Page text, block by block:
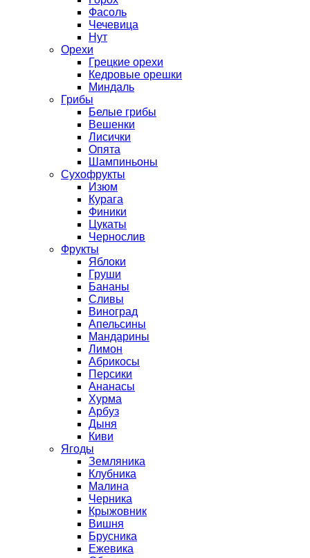
Фасоль
Чечевица
Нут
Орехи
Грецкие орехи
Кедровые орешки
Миндаль
Грибы
Белые грибы
Вешенки
Лисички
Опята
Шампиньоны
Сухофрукты
Изюм
Курага
Финики
Цукаты
Чернослив
Фрукты
Яблоки
Груши
Бананы
Сливы
Виноград
Апельсины
Мандарины
Лимон
Абрикосы
Персики
Ананасы
Хурма
Арбуз
Дыня
Киви
Ягоды
Земляника
Клубника
Малина
Черника
Крыжовник
Вишня
Брусника
Ежевика